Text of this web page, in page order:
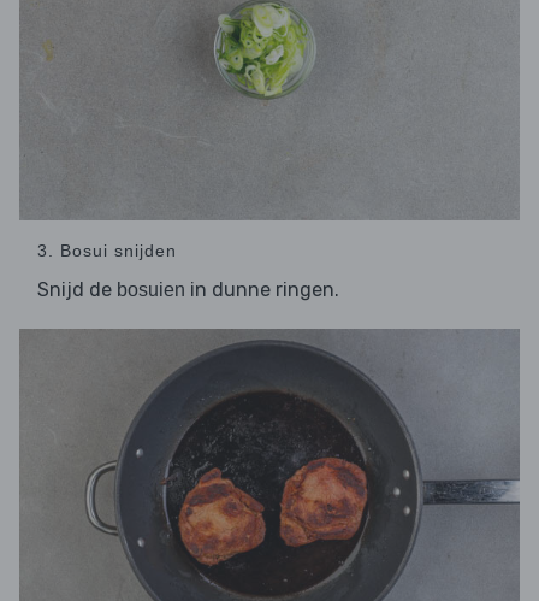
3. Bosui snijden
Snijd de bosuien in dunne ringen.